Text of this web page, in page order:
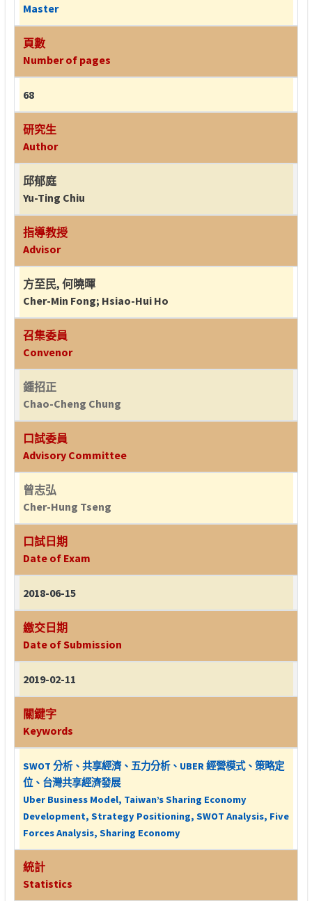
Master
頁數
Number of pages
68
研究生
Author
邱郁庭
Yu-Ting Chiu
指導教授
Advisor
方至民, 何曉暉
Cher-Min Fong; Hsiao-Hui Ho
召集委員
Convenor
鍾招正
Chao-Cheng Chung
口試委員
Advisory Committee
曾志弘
Cher-Hung Tseng
口試日期
Date of Exam
2018-06-15
繳交日期
Date of Submission
2019-02-11
關鍵字
Keywords
SWOT 分析、共享經濟、五力分析、UBER 經營模式、策略定
位、台灣共享經濟發展
Uber Business Model, Taiwan’s Sharing Economy
Development, Strategy Positioning, SWOT Analysis, Five
Forces Analysis, Sharing Economy
統計
Statistics